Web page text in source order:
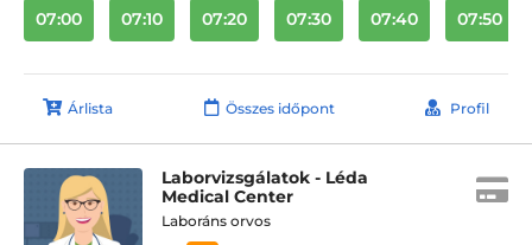
07:00 07:10 07:20 07:30 07:40 07:50
Árlista Összes időpont Profil
Laborvizsgálatok - Léda
Medical Center
Laboráns orvos